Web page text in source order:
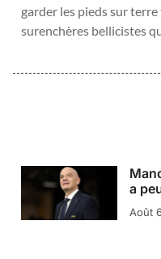
garder les pieds sur
surenchères bellicistes
a
Août